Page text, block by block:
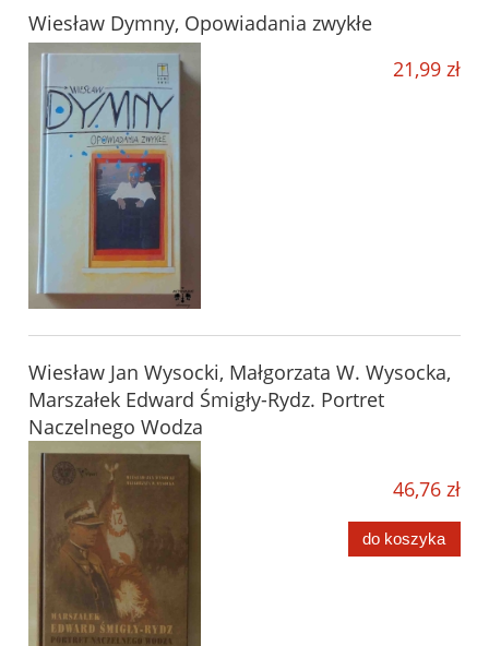
Wiesław Dymny, Opowiadania zwykłe
21,99 zł
Wiesław Jan Wysocki, Małgorzata W. Wysocka,
Marszałek Edward Śmigły-Rydz. Portret
Naczelnego Wodza
46,76 zł
do koszyka